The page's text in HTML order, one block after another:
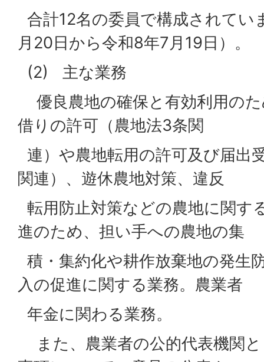
合計12名の委員で構成されてい
月20日から令和8年7月19日）。
(2) 主な業務
優良農地の確保と有効利用の
借りの許可（農地法3条関
連）や農地転用の許可及び届出
関連）、遊休農地対策、違反
転用防止対策などの農地に関す
進のため、担い手への農地の集
積・集約化や耕作放棄地の発生
入の促進に関する業務。農業者
年金に関わる業務。
また、農業者の公的代表機関